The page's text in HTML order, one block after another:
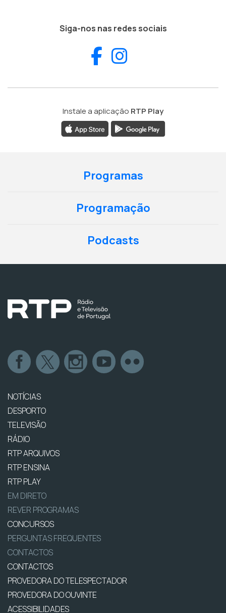
Siga-nos nas redes sociais
Facebook
Instale a aplicação RTP Play
Programas
Programação
Podcasts
NOTÍCIAS
DESPORTO
TELEVISÃO
RÁDIO
RTP ARQUIVOS
RTP ENSINA
RTP PLAY
EM DIRETO
REVER PROGRAMAS
CONCURSOS
PERGUNTAS FREQUENTES
CONTACTOS
CONTACTOS
PROVEDORA DO TELESPECTADOR
PROVEDORA DO OUVINTE
ACESSIBILIDADES